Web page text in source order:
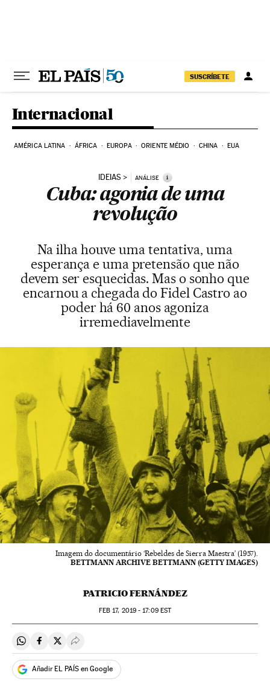
SUSCRÍBETE
Internacional
AMÉRICA LATINA ÁFRICA EUROPA ORIENTE MÉDIO CHINA EUA
IDEIAS ANÁLISE i
Cuba: agonia de uma
revolução
Na ilha houve uma tentativa, uma
esperança e uma pretensão que não
devem ser esquecidas. Mas o sonho que
encarnou a chegada do Fidel Castro ao
poder há 60 anos agoniza
irremediavelmente
Imagem do documentário ‘Rebeldes de Sierra Maestra’ (1957).
BETTMANN ARCHIVE BETTMANN (GETTY IMAGES)
PATRICIO FERNÁNDEZ
FEB 17, 2019 - 17:09EST
Compartir en Whatsapp
Compartir en Facebook
Compartir en Twitter
Desplegar Redes Sociales
Añadir EL PAÍS en Google